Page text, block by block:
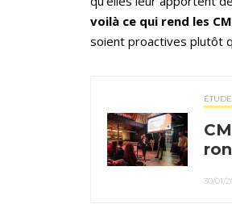
voilà ce qui rend les
soient proactives plutôt
30/01/